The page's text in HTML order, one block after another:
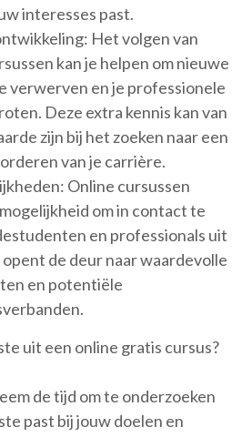
interesses past.
Het volgen van
kan je helpen om nieuwe
verwerven en je professionele
Deze extra kennis kan van
zijn bij het zoeken naar een
van je carrière.
Online cursussen
om in contact te
en professionals uit
de deur naar waardevolle
en potentiële
uit een online gratis cursus?
de tijd om te onderzoeken
past bij jouw doelen en